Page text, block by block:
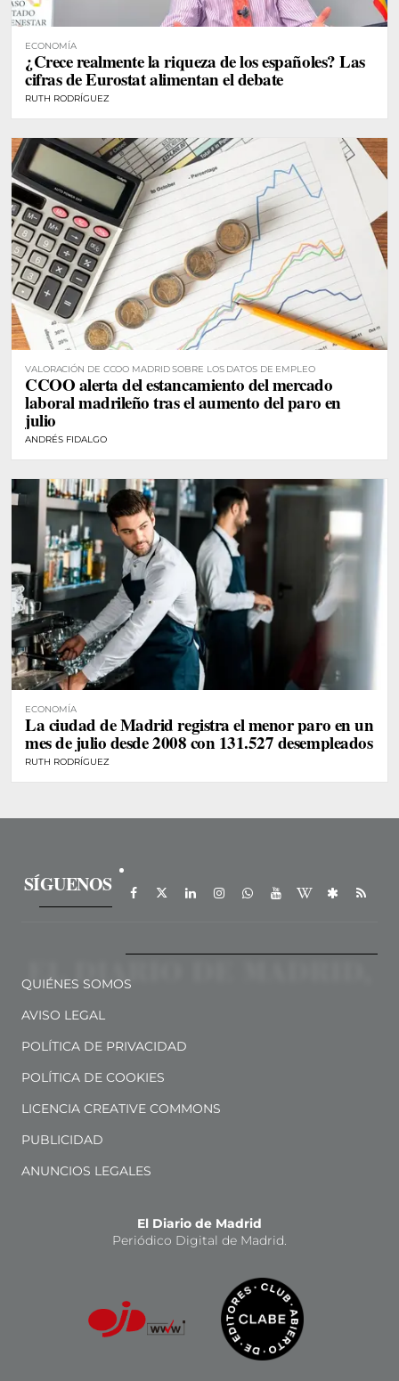
ECONOMÍA
¿Crece realmente la riqueza de los españoles? Las
cifras de Eurostat alimentan el debate
RUTH RODRÍGUEZ
VALORACIÓN DE CCOO MADRID SOBRE LOS DATOS DE EMPLEO
CCOO alerta del estancamiento del mercado
laboral madrileño tras el aumento del paro en
julio
ANDRÉS FIDALGO
ECONOMÍA
La ciudad de Madrid registra el menor paro en un
mes de julio desde 2008 con 131.527 desempleados
RUTH RODRÍGUEZ
SÍGUENOS
QUIÉNES SOMOS
AVISO LEGAL
POLÍTICA DE PRIVACIDAD
POLÍTICA DE COOKIES
LICENCIA CREATIVE COMMONS
PUBLICIDAD
ANUNCIOS LEGALES
El Diario de Madrid
Periódico Digital de Madrid.